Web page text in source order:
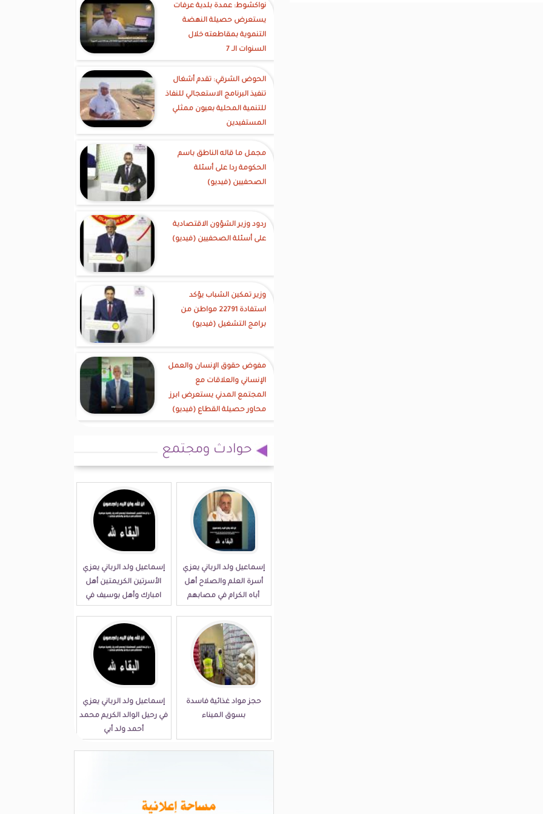
نواكشوط: عمدة بلدية عرفات
يستعرض حصيلة النهضة
التنموية بمقاطعته خلال
السنوات الـ 7
الحوض الشرقي: تقدم أشغال
تنفيذ البرنامج الاستعجالي للنفاذ
للتنمية المحلية بعيون ممثلي
المستفيدين
مجمل ما قاله الناطق باسم
الحكومة ردا على أسئلة
الصحفيين (فيديو)
ردود وزير الشؤون الاقتصادية
على أسئلة الصحفيين (فيديو)
وزير تمكين الشباب يؤكد
استفادة 22791 مواطن من
برامج التشغيل (فيديو)
مفوض حقوق الإنسان والعمل
الإنساني والعلاقات مع
المجتمع المدني يستعرض ابرز
محاور حصيلة القطاع (فيديو)
حوادث ومجتمع
إسماعيل ولد الرباني يعزي
أسرة العلم والصلاح أهل
أباه الكرام في مصابهم
إسماعيل ولد الرباني يعزي
الأسرتين الكريمتين أهل
امبارك وأهل بوسيف في
حجز مواد غذائية فاسدة
بسوق الميناء
إسماعيل ولد الرباني يعزي
في رحيل الوالد الكريم محمد
أحمد ولد أبي